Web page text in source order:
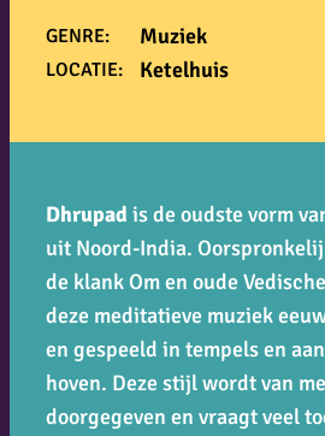
Dhrupad is de oudste vorm
uit Noord-India.
de klankOmen oude
deze meditatieve muziek
en gespeeld in tempels en
hoven. Deze stijl wordt van
doorgegeven en vraagt veel
GENRE: Muziek
LOCATIE: Ketelhuis